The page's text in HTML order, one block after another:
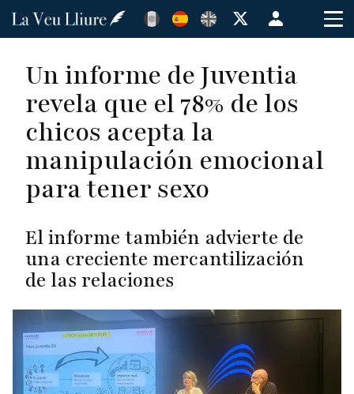
Pasar
principal
Menú
de
cuenta
de
usuario
Un informe de Juventia
revela que el 78% de los
chicos acepta la
manipulación emocional
para tener sexo
El informe también advierte de
una creciente mercantilización
de las relaciones